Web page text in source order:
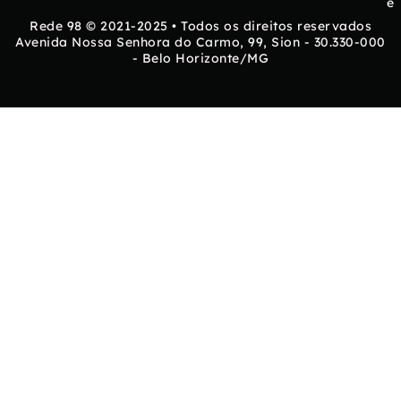
Rede 98 © 2021-2025 • Todos os direitos reservados
Avenida Nossa Senhora do Carmo, 99, Sion - 30.330-000
- Belo Horizonte/MG